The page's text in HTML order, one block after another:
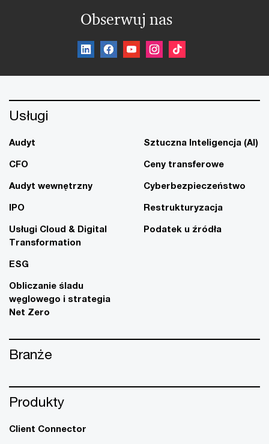
Obserwuj nas
Usługi
Audyt
CFO
Audyt wewnętrzny
IPO
Usługi Cloud & Digital
Transformation
ESG
Obliczanie śladu
węglowego i strategia
Net Zero
Sztuczna Inteligencja (AI)
Ceny transferowe
Cyberbezpieczeństwo
Restrukturyzacja
Podatek u źródła
Branże
Produkty
Client Connector